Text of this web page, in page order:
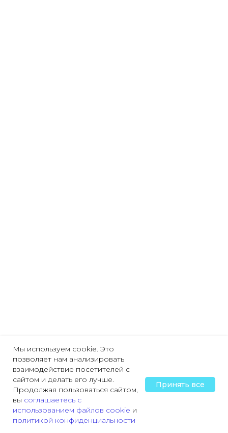
Главная Охрана труда Пожарная безопасность
Мы используем cookie. Это
позволяет нам анализировать
взаимодействие посетителей с
сайтом и делать его лучше.
Продолжая пользоваться сайтом,
вы соглашаетесь с
использованием файлов cookie и
политикой конфиденциальности
Принять все